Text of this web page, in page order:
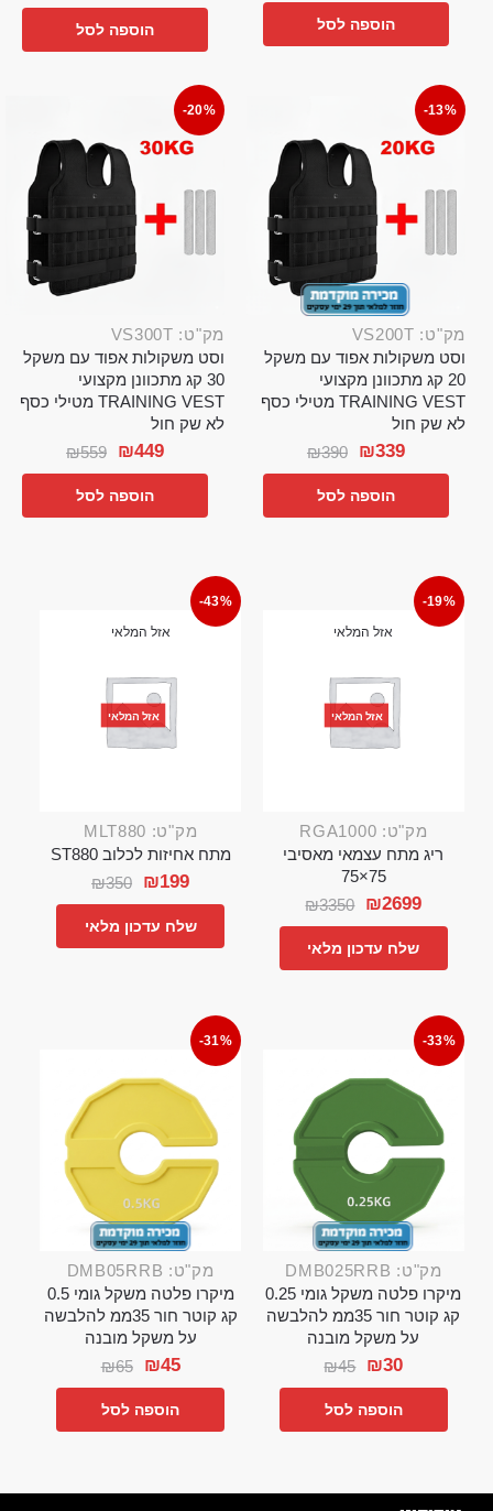
הוספה לסל הוספה לסל
-13%
מק"ט: VS200T
וסט משקולות אפוד עם משקל
20 קג מתכוונן מקצועי
TRAINING VEST מטילי כסף
לא שק חול
₪390 ₪339
הוספה לסל
-20%
מק"ט: VS300T
וסט משקולות אפוד עם משקל
30 קג מתכוונן מקצועי
TRAINING VEST מטילי כסף
לא שק חול
₪559 ₪449
הוספה לסל
-19%
אזל המלאי
אזל המלאי
מק"ט: RGA1000
ריג מתח עצמאי מאסיבי
75×75
₪3350 ₪2699
שלח עדכון מלאי
-43%
אזל המלאי
אזל המלאי
מק"ט: MLT880
מתח אחיזות לכלוב ST880
₪350 ₪199
שלח עדכון מלאי
-33%
מק"ט: DMB025RRB
מיקרו פלטה משקל גומי 0.25
קג קוטר חור 35ממ להלבשה
על משקל מובנה
₪45 ₪30
הוספה לסל
-31%
מק"ט: DMB05RRB
מיקרו פלטה משקל גומי 0.5
קג קוטר חור 35ממ להלבשה
על משקל מובנה
₪65 ₪45
הוספה לסל